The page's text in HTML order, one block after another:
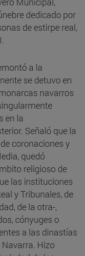
dedicado por
de estirpe real,
a la
se detuvo en
navarros
en la
Señaló que la
coronaciones y
quedó
religioso de
las instituciones
y Tribunales, de
de la otra-,
cónyuges o
a las dinastías
Hizo